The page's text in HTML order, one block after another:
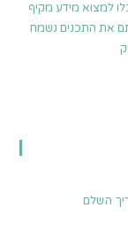
למצוא מידע מקיף
את התכנים נשמח
השלם